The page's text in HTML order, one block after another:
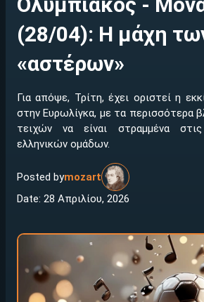
(28/04): Η μάχη
«αστέρων»
Για απόψε, Τρίτη, έχει οριστεί η
στην Ευρωλίγκα, με τα περισσότερα
τειχών να είναι στραμμένα
ελληνικών ομάδων.
Posted bymozart
Date: 28 Απριλίου, 2026